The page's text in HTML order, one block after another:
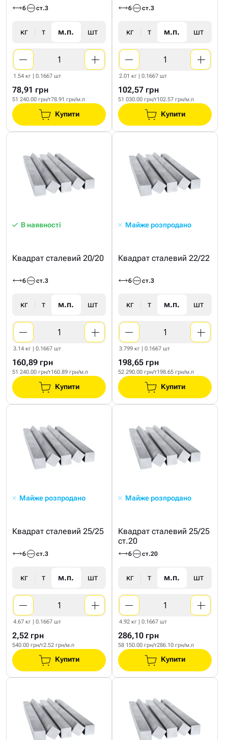
6 ст.3
кг т м.п. шт
1.54 кг | 0.1667 шт
78,91 грн
51 240.00 грн/т78.91 грн/м.п
Купити
6 ст.3
кг т м.п. шт
2.01 кг | 0.1667 шт
102,57 грн
51 030.00 грн/т102.57 грн/м.п
Купити
В наявності
Квадрат сталевий 20/20
6 ст.3
кг т м.п. шт
3.14 кг | 0.1667 шт
160,89 грн
51 240.00 грн/т160.89 грн/м.п
Купити
Майже розпродано
Квадрат сталевий 22/22
6 ст.3
кг т м.п. шт
3.799 кг | 0.1667 шт
198,65 грн
52 290.00 грн/т198.65 грн/м.п
Купити
Майже розпродано
Квадрат сталевий 25/25
6 ст.3
кг т м.п. шт
4.67 кг | 0.1667 шт
2,52 грн
540.00 грн/т2.52 грн/м.п
Купити
Майже розпродано
Квадрат сталевий 25/25
ст.20
6 ст.20
кг т м.п. шт
4.92 кг | 0.1667 шт
286,10 грн
58 150.00 грн/т286.10 грн/м.п
Купити